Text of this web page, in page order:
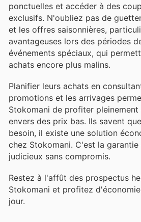
ponctuelles et accéder à des
exclusifs. N'oubliez pas de
et les offres saisonnières,
avantageuses lors des périodes
événements spéciaux, qui
achats encore plus malins.
Planifier leurs achats en
promotions et les arrivages
Stokomani de profiter pleinement
envers des prix bas. Ils savent
besoin, il existe une solution
chez Stokomani. C'est la
judicieux sans compromis.
Restez à l'affût des prospectus
Stokomani et profitez
jour.